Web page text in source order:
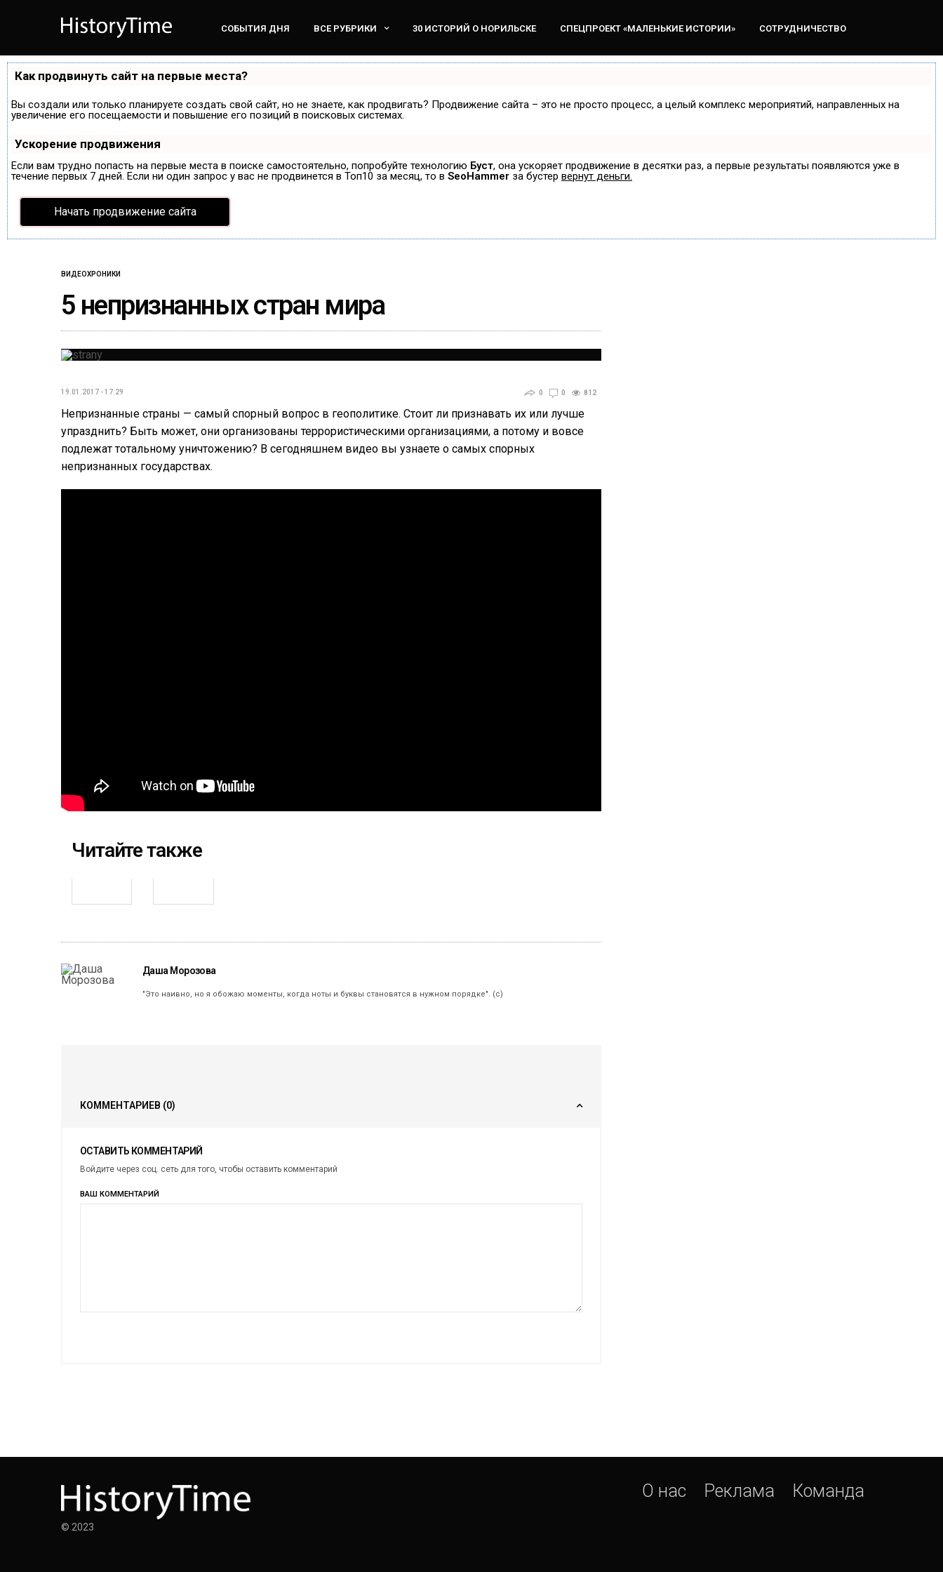
СОБЫТИЯ ДНЯ ВСЕ РУБРИКИ 30 ИСТОРИЙ О НОРИЛЬСКЕ СПЕЦПРОЕКТ «МАЛЕНЬКИЕ ИСТОРИИ» СОТРУДНИЧЕСТВО
Как продвинуть сайт на первые места?
Вы создали или только планируете создать свой сайт, но не знаете, как продвигать? Продвижение сайта – это не просто процесс, а целый комплекс мероприятий, направленных на
увеличение его посещаемости и повышение его позиций в поисковых системах.
Ускорение продвижения
Если вам трудно попасть на первые места в поиске самостоятельно, попробуйте технологию Буст, она ускоряет продвижение в десятки раз, а первые результаты появляются уже в
течение первых 7 дней. Если ни один запрос у вас не продвинется в Топ10 за месяц, то в SeoHammer за бустер вернут деньги.
Начать продвижение сайта
ВИДЕОХРОНИКИ
5 непризнанных стран мира
19.01.2017 - 17:29 0 0 812
Непризнанные страны — самый спорный вопрос в геополитике. Стоит ли признавать их или лучше
упразднить? Быть может, они организованы террористическими организациями, а потому и вовсе
подлежат тотальному уничтожению? В сегодняшнем видео вы узнаете о самых спорных
непризнанных государствах.
Читайте также
Даша Морозова
"Это наивно, но я обожаю моменты, когда ноты и буквы становятся в нужном порядке". (с)
КОММЕНТАРИЕВ (0)
ОСТАВИТЬ КОММЕНТАРИЙ
Войдите через соц. сеть для того, чтобы оставить комментарий
ВАШ КОММЕНТАРИЙ
© 2023
О нас Реклама Команда